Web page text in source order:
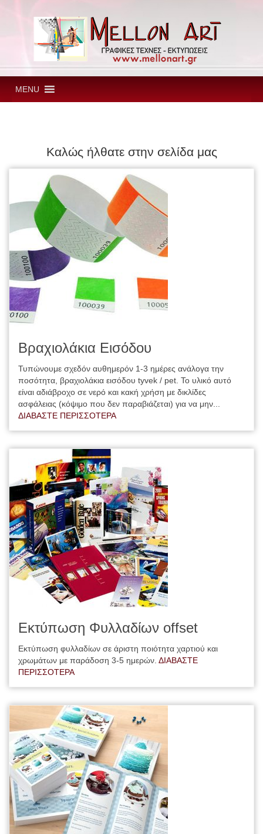
MENU
Καλώς ήλθατε στην σελίδα μας
Βραχιολάκια Εισόδου
Τυπώνουμε σχεδόν αυθημερόν 1-3 ημέρες ανάλογα την
ποσότητα, βραχιολάκια εισόδου tyvek / pet. Το υλικό αυτό
είναι αδιάβροχο σε νερό και κακή χρήση με δικλίδες
ασφάλειας (κόψιμο που δεν παραβιάζεται) για να μην...
ΔΙΑΒΑΣΤΕ ΠΕΡΙΣΣΟΤΕΡΑ
Εκτύπωση Φυλλαδίων offset
Εκτύπωση φυλλαδίων σε άριστη ποιότητα χαρτιού και
χρωμάτων με παράδοση 3-5 ημερών. ΔΙΑΒΑΣΤΕ
ΠΕΡΙΣΣΟΤΕΡΑ